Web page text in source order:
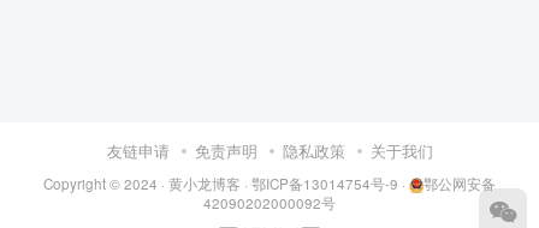
友链申请 免责声明 隐私政策 关于我们
Copyright © 2024 ·黄小龙博客 ·鄂ICP备13014754号-9 ·
鄂公网安备
42090202000092号